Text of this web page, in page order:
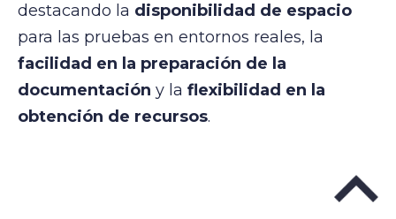
destacando la disponibilidad de espacio
para las pruebas en entornos reales, la
facilidad en la preparación de la
documentación y la flexibilidad en la
obtención de recursos.